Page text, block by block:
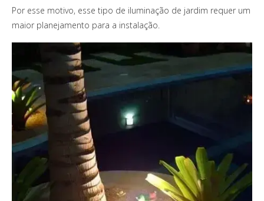
Por esse motivo, esse tipo de iluminação de jardim requer um
maior planejamento para a instalação.